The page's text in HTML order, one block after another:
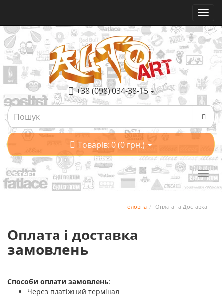
+38 (098) 034-38-15
Товарів: 0 (0 грн.)
Категорії
Головна Оплата та Доставка
Оплата і доставка
замовлень
Способи оплати замовлень:
Через платіжний термінал